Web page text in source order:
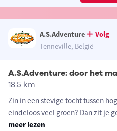
A.S.Adventure
Volg
Tenneville, België
18.5 km
Zin in een stevige tocht tussen
eindeloos veel groen? Dan zit je
meer lezen